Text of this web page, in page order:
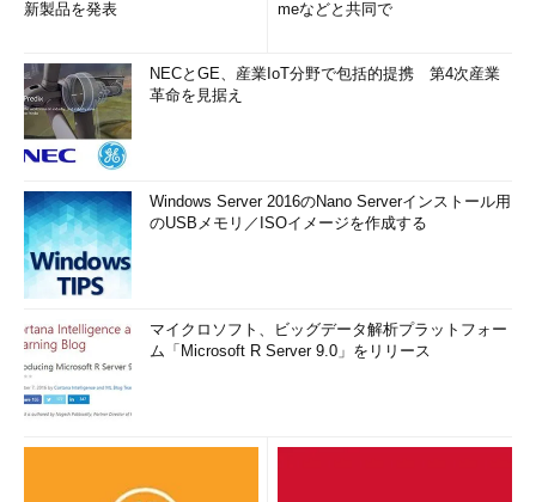
新製品を発表
meなどと共同で
NECとGE、産業IoT分野で包括的提携 第4次産業
革命を見据え
Windows Server 2016のNano Serverインストール用
のUSBメモリ／ISOイメージを作成する
マイクロソフト、ビッグデータ解析プラットフォー
ム「Microsoft R Server 9.0」をリリース